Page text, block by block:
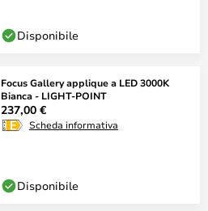
Disponibile
Focus Gallery applique a LED 3000K
Bianca - LIGHT-POINT
237,00 €
Scheda informativa
Disponibile